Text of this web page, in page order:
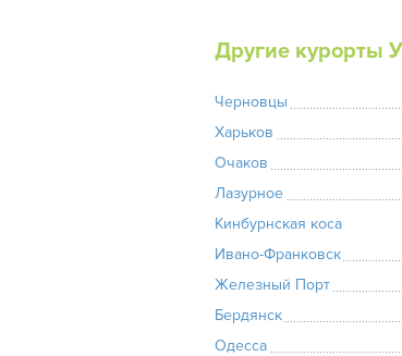
Другие курорты
Черновцы
Харьков
Очаков
Лазурное
Кинбурнская коса
Ивано-Франковск
Железный Порт
Бердянск
Одесса